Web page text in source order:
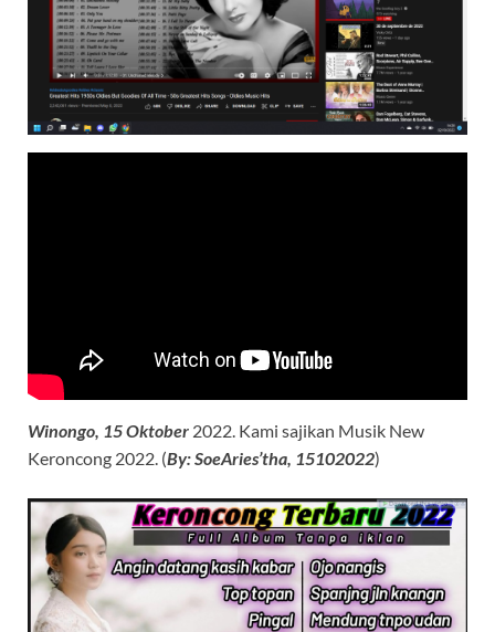
Winongo, 15 Oktober 2022. Kami sajikan Musik New
Keroncong 2022. (By: SoeAries’tha, 15102022)